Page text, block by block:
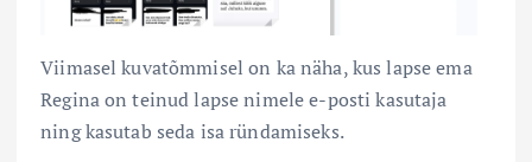
Viimasel kuvatõmmisel on ka näha, kus lapse ema
Regina on teinud lapse nimele e-posti kasutaja
ning kasutab seda isa ründamiseks.